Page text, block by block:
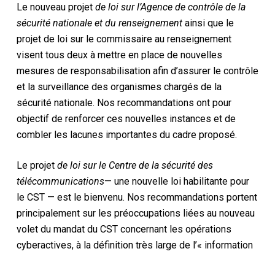
Le nouveau projet de loi sur l’Agence de contrôle de la
sécurité nationale et du renseignementainsi que le
projet de loi sur le commissaire au renseignement
visent tous deux à mettre en place de nouvelles
mesures de responsabilisation afin d’assurer le contrôle
et la surveillance des organismes chargés de la
sécurité nationale. Nos recommandations ont pour
objectif de renforcer ces nouvelles instances et de
combler les lacunes importantes du cadre proposé.
Le projet de loi sur le Centre de la sécurité des
télécommunications— une nouvelle loi habilitante pour
le CST — est le bienvenu. Nos recommandations portent
principalement sur les préoccupations liées au nouveau
volet du mandat du CST concernant les opérations
cyberactives, à la définition très large de l’« information